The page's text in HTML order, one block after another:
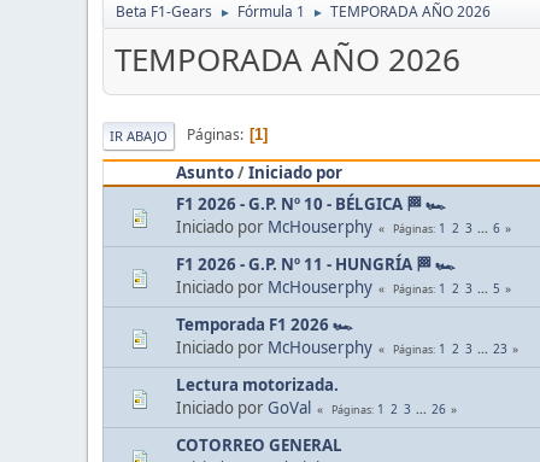
Beta F1-Gears ► Fórmula 1 ► TEMPORADA AÑO 2026
TEMPORADA AÑO 2026
IR ABAJO Páginas 1
Asunto/Iniciado por
F1 2026 - G.P. Nº 10 - BÉLGICA 🏁 🏎
Iniciado por McHouserphy Páginas 1 2 3 ... 6
F1 2026 - G.P. Nº 11 - HUNGRÍA 🏁 🏎
Iniciado por McHouserphy Páginas 1 2 3 ... 5
Temporada F1 2026 🏎
Iniciado por McHouserphy Páginas 1 2 3 ... 23
Lectura motorizada.
Iniciado por GoVal Páginas 1 2 3 ... 26
COTORREO GENERAL